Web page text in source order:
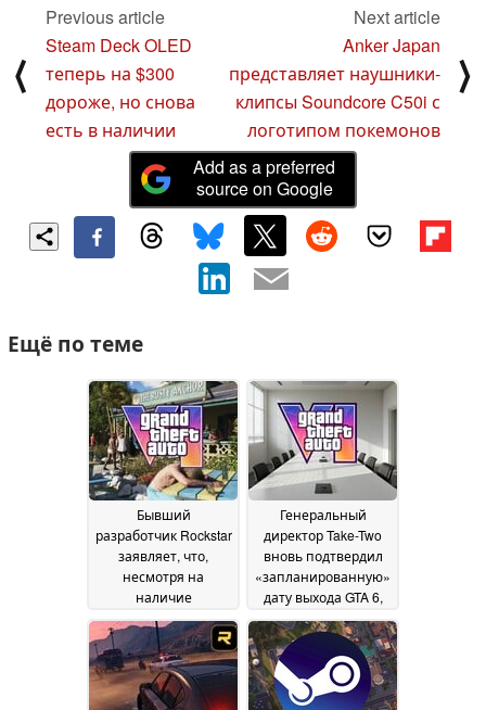
⟨
Previous article
Steam Deck OLED
теперь на $300
дороже, но снова
есть в наличии
Next article
Anker Japan
представляет наушники-
клипсы Soundcore C50i с
логотипом покемонов
⟩
Add as a preferred
source on Google
Ещё по теме
Бывший
разработчик Rockstar
заявляет, что,
несмотря на
наличие
предзаказов, дата
выхода GTA 6 может
быть перенесена на
более чем 6 месяцев
06 August 2026
Генеральный
директор Take-Two
вновь подтвердил
«запланированную»
дату выхода GTA 6,
однако подчеркнул
высокие показатели
продаж GTA Online18
July 2026